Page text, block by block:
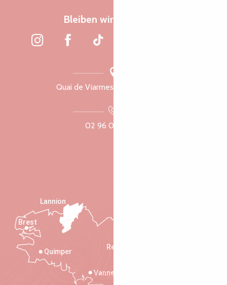
Bleiben wir verbunden
Quai de Viarmes, 22300 Lannion
02 96 05 60 70
Rennes
Vannes
Quimper
Lannion
Brest